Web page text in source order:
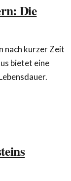
Die
nach kurzer Zeit
bietet eine